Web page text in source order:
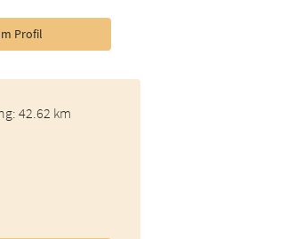
Profil
42.62 km